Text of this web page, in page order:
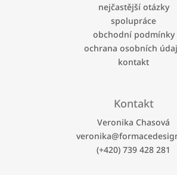
nejčastější otázky
spolupráce
obchodní podmínky
ochrana osobních
kontakt
Kontakt
Veronika Chasová
veronika@
(+420) 739 428 281